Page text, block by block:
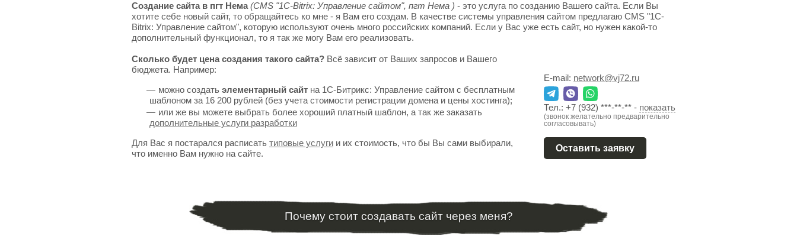
Создание сайта в пгт Нема (CMS "1C-Bitrix: Управление сайтом", пгт Нема ) - это услуга по созданию Вашего сайта. Если Вы
хотите себе новый сайт, то обращайтесь ко мне - я Вам его создам. В качестве системы управления сайтом предлагаю CMS "1C-
Bitrix: Управление сайтом", которую используют очень много российских компаний. Если у Вас уже есть сайт, но нужен какой-то
дополнительный функционал, то я так же могу Вам его реализовать.
Сколько будет цена создания такого сайта? Всё зависит от Ваших запросов и Вашего
бюджета. Например:
можно создать элементарный сайт на 1С-Битрикс: Управление сайтом с бесплатным
шаблоном за 16 200 рублей (без учета стоимости регистрации домена и цены хостинга);
или же вы можете выбрать более хороший платный шаблон, а так же заказать
дополнительные услуги разработки
Для Вас я постарался расписать типовые услуги и их стоимость, что бы Вы сами выбирали,
что именно Вам нужно на сайте.
E-mail: network@vj72.ru
Тел.: +7 (932) ***-**-** - показать
(звонок желательно предварительно
согласовывать)
Оставить заявку
Почему стоит создавать сайт через меня?